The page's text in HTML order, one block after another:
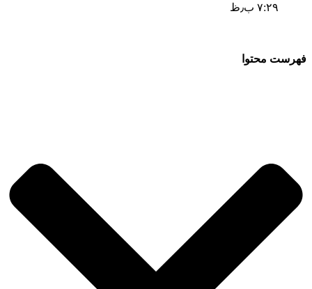
۷:۲۹ ب٫ظ
فهرست محتوا